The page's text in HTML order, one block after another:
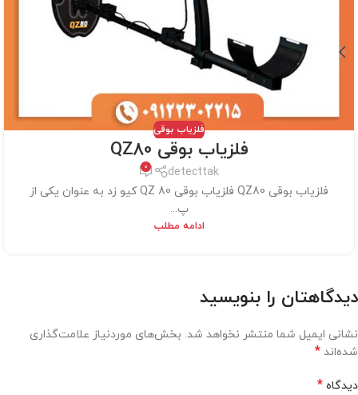
فلزیاب بوقی
فلزیاب بوقی QZ80
detecttak
0
فلزیاب بوقی QZ80 فلزیاب بوقی QZ 80 کیو زد به عنوان یکی از
پ...
ادامه مطلب
دیدگاهتان را بنویسید
نشانی ایمیل شما منتشر نخواهد شد. بخش‌های موردنیاز علامت‌گذاری
شده‌اند *
دیدگاه *